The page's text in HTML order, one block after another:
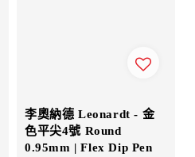
李奧納德 Leonardt - 金
色平尖4號 Round
0.95mm | Flex Dip Pen